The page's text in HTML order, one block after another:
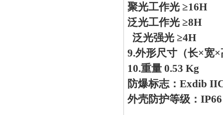
聚光工作光 ≥16H
泛光工作光 ≥8H
泛光强光 ≥4H
9.外形尺寸（长×宽
10.重量 0.53 Kg
防爆标志：Exdib
外壳防护等级：IP66